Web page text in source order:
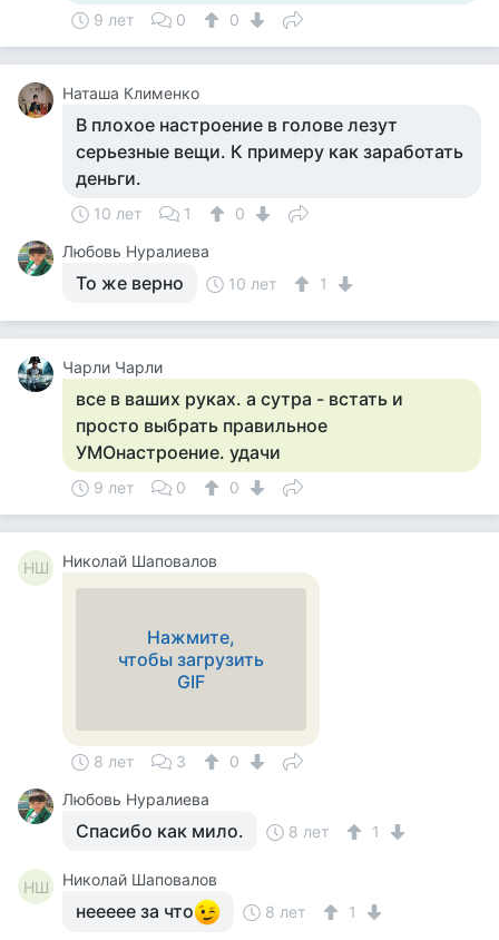
9 лет 0 0
Наташа Клименко
В плохое настроение в голове лезут
серьезные вещи. К примеру как заработать
деньги.
10 лет 1
0
Любовь Нуралиева
То же верно 10 лет 1
Чарли Чарли
все в ваших руках. а сутра - встать и
просто выбрать правильное
УМОнастроение. удачи
9 лет 0 0
НШ Николай Шаповалов
Нажмите,
чтобы загрузить
GIF
8 лет 3
0
Любовь Нуралиева
Спасибо как мило. 8 лет 1
НШ Николай Шаповалов
неееее за что 8 лет 1